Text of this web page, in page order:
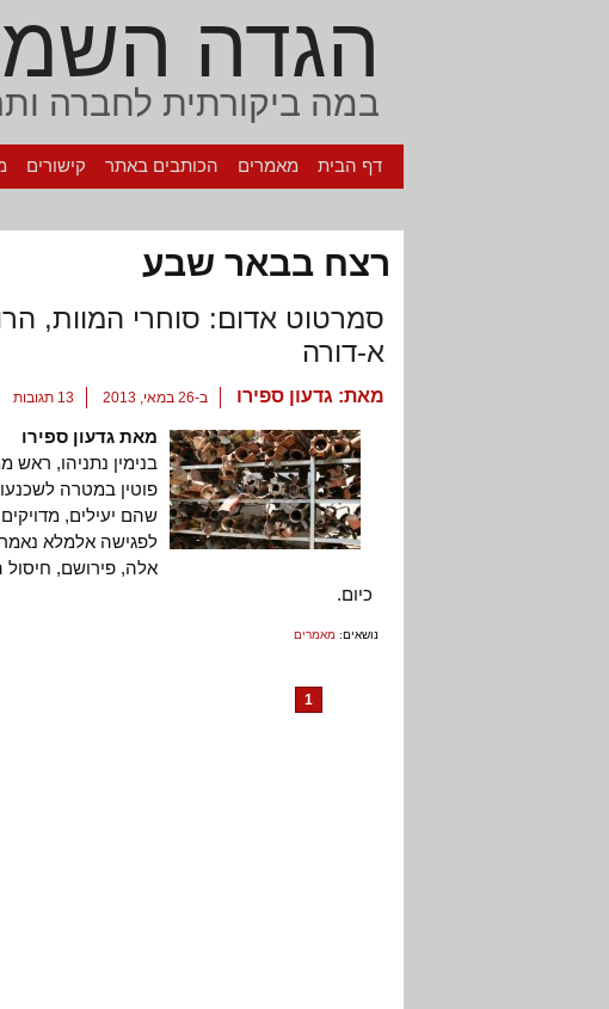
הגדה
במה ביקורתית לחברה
דף הבית מאמרים הכותבים באתר קישורים
רצח בבאר שבע
סמרטוט אדום: סוחרי המוות,
א-דורה
מאת: גדעון ספירו ב-26 במאי, 2013 13 תגובות
מאת גדעון ספירו
בנימין נתניהו,
שהם יעילים,
לפגישה אלמלא נאמר
אלה, פירושם, חיסול
כיום.
נושאים: מאמרים
1